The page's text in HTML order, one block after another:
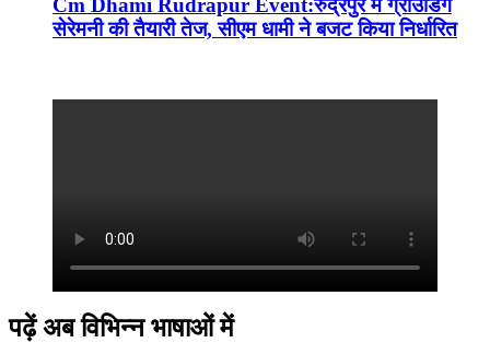
Cm Dhami Rudrapur Event:रुद्रपुर में ग्राउंडिंग
सेरेमनी की तैयारी तेज, सीएम धामी ने बजट किया निर्धारित
पढ़ें अब विभिन्न भाषाओं में